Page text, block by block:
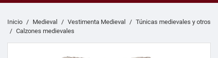
Inicio Medieval Vestimenta Medieval
Túnicas medievales y otros
Calzones medievales